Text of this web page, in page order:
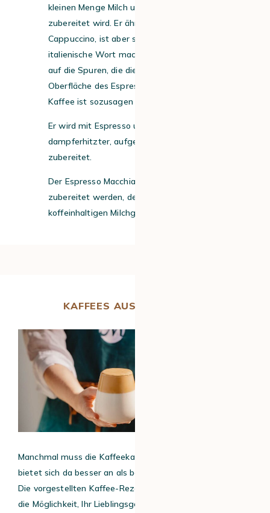
kleinen Menge Milch und Milchschaum
zubereitet wird. Er ähnelt einem
Cappuccino, ist aber stärker im Aroma. Das
italienische Wort macchiato bezieht sich
auf die Spuren, die die Milch auf der
Oberfläche des Espressos hinterlässt. Der
Kaffee ist sozusagen „markiert“.
Er wird mit Espresso und einem Löffel
dampferhitzter, aufgeschäumter Milch
zubereitet.
Der Espresso Macchiato sollte mit Robusta
zubereitet werden, der immer gut zu
koffeinhaltigen Milchgetränken passt.
KAFFEES AUS ALLER WELT
Manchmal muss die Kaffeekarte erneuert werden. Was
bietet sich da besser an als bei den Nachbarn zu schauen?
Die vorgestellten Kaffee-Rezepte der Welt bieten Ihnen
die Möglichkeit, Ihr Lieblingsgetränk “Kaffee” neu zu